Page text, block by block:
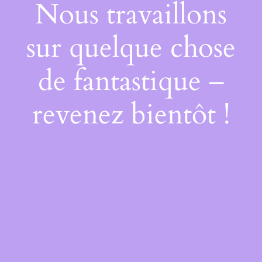
Nous travaillons
sur quelque chose
de fantastique –
revenez bientôt !